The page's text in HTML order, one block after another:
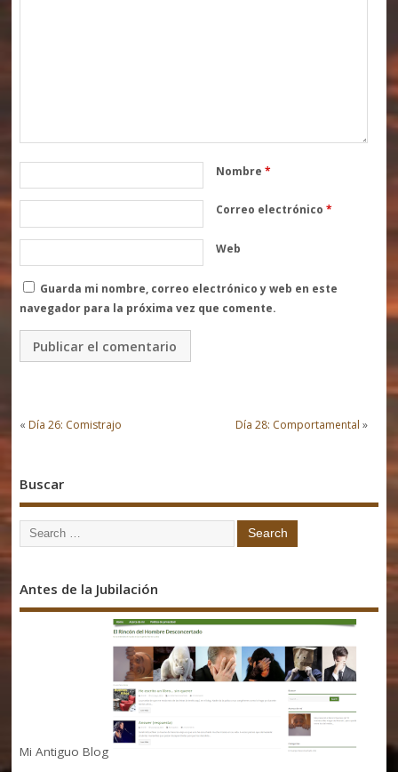
Nombre *
Correo electrónico *
Web
Guarda mi nombre, correo electrónico y web en este
navegador para la próxima vez que comente.
« Día 26: Comistrajo Día 28: Comportamental »
Buscar
Antes de la Jubilación
Mi Antiguo Blog